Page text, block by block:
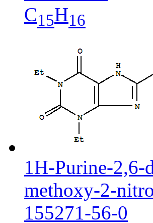
C15H16
1H-Purine-
methoxy-2-
155271-56-0